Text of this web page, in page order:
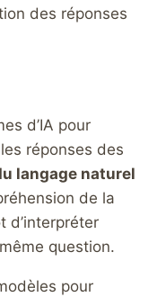
des réponses
d’IA pour
réponses des
langage naturel
de la
d’interpréter
question.
pour